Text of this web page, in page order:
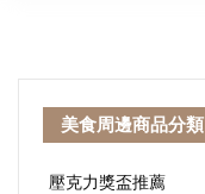
美食周邊商品分類
壓克力獎盃推薦